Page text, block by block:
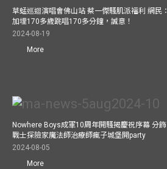
草蜢巡迴演唱會佛山站 蔡一傑騷肌派福利 網民：
加埋170多歲跳唱170多分鐘，誠意！
2024-08-19
More
Nowhere Boys成軍10周年開騷揭慶祝序幕 分飾
戰士探險家魔法師治療師瘋子城堡開party
2024-08-05
More